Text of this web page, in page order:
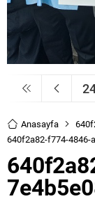
Anasayfa
640f2a82-f774-4846-